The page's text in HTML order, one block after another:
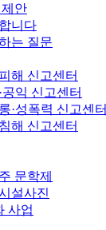
안
니다
는 질문
해 신고센터
공익 신고센터
·성폭력 신고센터
해 신고센터
문학제
설사진
사업